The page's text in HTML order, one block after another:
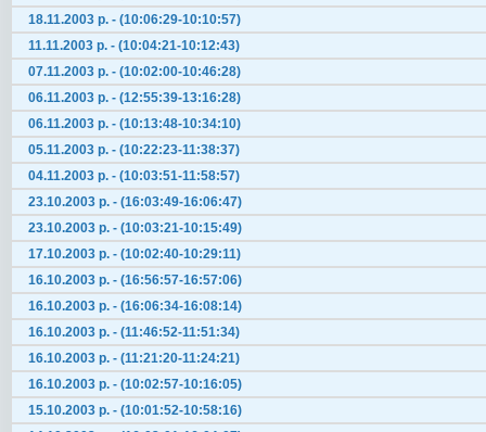
18.11.2003 р. - (10:06:29-10:10:57)
11.11.2003 р. - (10:04:21-10:12:43)
07.11.2003 р. - (10:02:00-10:46:28)
06.11.2003 р. - (12:55:39-13:16:28)
06.11.2003 р. - (10:13:48-10:34:10)
05.11.2003 р. - (10:22:23-11:38:37)
04.11.2003 р. - (10:03:51-11:58:57)
23.10.2003 р. - (16:03:49-16:06:47)
23.10.2003 р. - (10:03:21-10:15:49)
17.10.2003 р. - (10:02:40-10:29:11)
16.10.2003 р. - (16:56:57-16:57:06)
16.10.2003 р. - (16:06:34-16:08:14)
16.10.2003 р. - (11:46:52-11:51:34)
16.10.2003 р. - (11:21:20-11:24:21)
16.10.2003 р. - (10:02:57-10:16:05)
15.10.2003 р. - (10:01:52-10:58:16)